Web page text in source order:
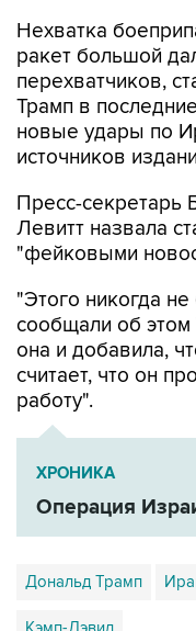
Нехватка
ракет большой
перехватчиков,
Трамп в
новые удары по
источников
Пресс-секретарь
Левитт назвала
"фейковыми
"Этого никогда
сообщали об этом
она и добавила,
считает, что он
работу".
ХРОНИКА
Операция
Дональд Трамп